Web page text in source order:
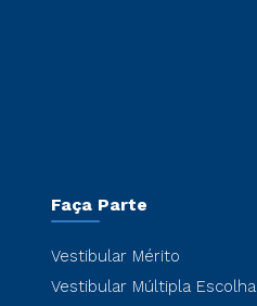
Faça Parte
Vestibular Mérito
Vestibular Múltipla Escolha